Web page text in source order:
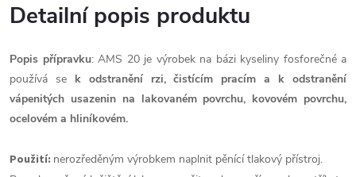
Detailní popis produktu
Popis přípravku: AMS 20 je výrobek na bázi kyseliny fosforečné a
používá se k odstranění rzi, čistícím pracím a k odstranění
vápenitých usazenin na lakovaném povrchu, kovovém povrchu,
ocelovém a hliníkovém.
Použití: nerozředěným výrobkem naplnit pěnící tlakový přístroj.